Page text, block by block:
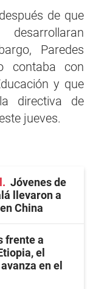
de que
Paredes
contaba con
y que
directiva de
jueves.
Jóvenes de
llevaron a
China
frente a
el
en el